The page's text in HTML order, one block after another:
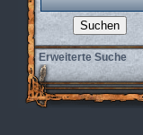
Erweiterte Suche